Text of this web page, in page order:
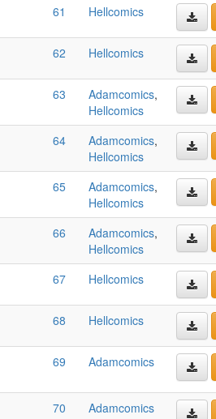
61 Hellcomics
62 Hellcomics
63 Adamcomics,
Hellcomics
64
Adamcomics,
Hellcomics
65
Adamcomics,
Hellcomics
66
Adamcomics,
Hellcomics
67
Hellcomics
68 Hellcomics
69 Adamcomics
70 Adamcomics